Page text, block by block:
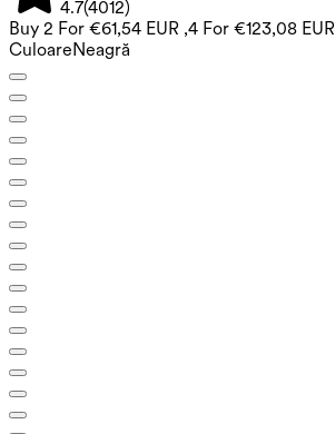
4.7(4012)
Buy 2 For €61,54 EUR ,4 For €123,08 EUR
CuloareNeagră